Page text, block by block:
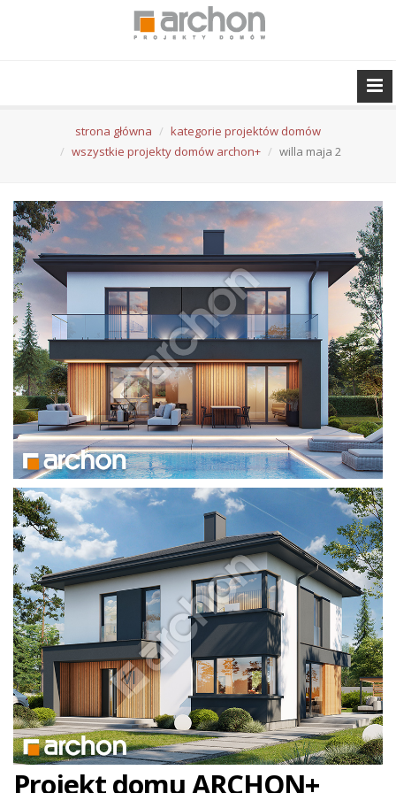
strona główna
kategorie projektów domów
wszystkie projekty domów archon+
willa maja 2
Projekt domu ARCHON+